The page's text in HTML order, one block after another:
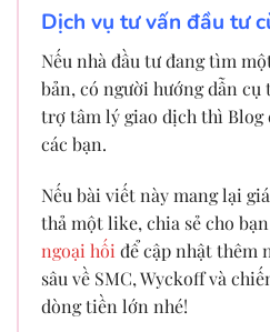
Dịch vụ tư vấn đầu tư
Nếu nhà đầu tư đang tìm
bản, có người hướng dẫn cụ
trợ tâm lý giao dịch thì Blog
các bạn.
Nếu bài viết này mang lại
thả một like, chia sẻ cho
ngoại hối để cập nhật thêm
sâu về SMC, Wyckoff và
dòng tiền lớn nhé!